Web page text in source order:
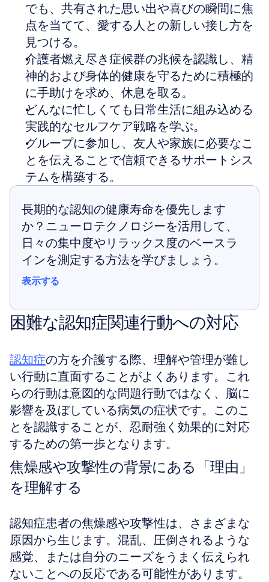
でも、共有された思い出や喜びの瞬間に焦
点を当てて、愛する人との新しい接し方を
見つける。
介護者燃え尽き症候群の兆候を認識し、精
神的および身体的健康を守るために積極的
に手助けを求め、休息を取る。
どんなに忙しくても日常生活に組み込める
実践的なセルフケア戦略を学ぶ。
グループに参加し、友人や家族に必要なこ
とを伝えることで信頼できるサポートシス
テムを構築する。
長期的な認知の健康寿命を優先します
か？ニューロテクノロジーを活用して、
日々の集中度やリラックス度のベースラ
インを測定する方法を学びましょう。
表示する
困難な認知症関連行動への対応
認知症の方を介護する際、理解や管理が難し
い行動に直面することがよくあります。これ
らの行動は意図的な問題行動ではなく、脳に
影響を及ぼしている病気の症状です。このこ
とを認識することが、忍耐強く効果的に対応
するための第一歩となります。
焦燥感や攻撃性の背景にある「理由」
を理解する
認知症患者の焦燥感や攻撃性は、さまざまな
原因から生じます。混乱、圧倒されるような
感覚、または自分のニーズをうまく伝えられ
ないことへの反応である可能性があります。